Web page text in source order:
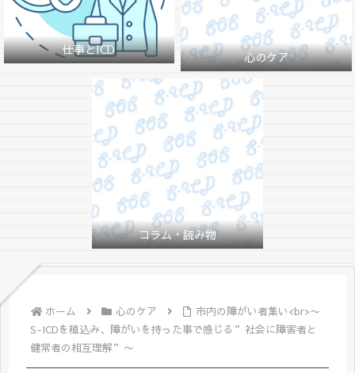
仕事とICD 心のケア
コラム・読み物
ホーム 心のケア
市内の障がい者集い<br>〜
S-ICDを植込み、障がいを持った事で感じる”社会に障害者と
健常者の相互理解”〜